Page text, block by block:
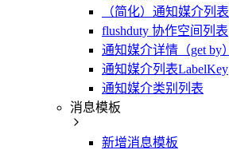
（简化）通知媒介列表
flushduty 协作空间列表
通知媒介详情（get by）
通知媒介列表LabelKey
通知媒介类别列表
消息模板
新增消息模板